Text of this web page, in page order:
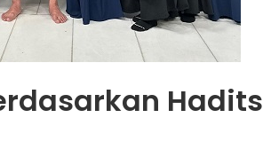
Hadits